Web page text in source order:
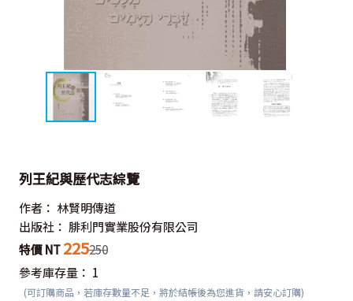
列王紀與歷代志綜覽
作者： 林賢明傳道
出版社： 腓利門實業股份有限公司
特價 NT 225250
參考庫存量： 1
(可訂購商品，若庫存數量不足，將於結帳後為您進貨，請安心訂購)